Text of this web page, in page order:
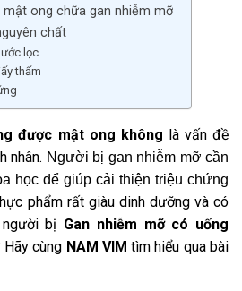
mật ong chữa gan nhiễm mỡ
chất
lọc
thấm
được mật ong không là vấn đề
nhân. Người bị gan nhiễm mỡ cần
học để giúp cải thiện triệu chứng
phẩm rất giàu dinh dưỡng và có
bị Gan nhiễm mỡ có uống
Hãy cùng NAM VIM tìm hiểu qua bài